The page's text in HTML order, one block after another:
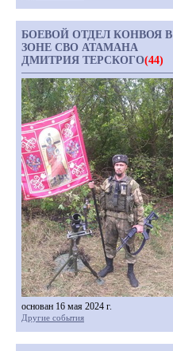
БОЕВОЙ ОТДЕЛ КОНВОЯ В
ЗОНЕ СВО АТАМАНА
ДМИТРИЯ ТЕРСКОГО(44)
основан 16 мая 2024 г.
Другие события